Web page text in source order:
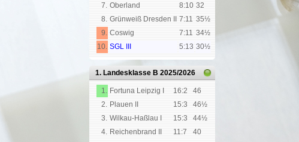
7. Oberland 8:10 32
8. Grünweiß Dresden II 7:11 35½
9. Coswig 7:11 34½
10. SGL III 5:13 30½
1. Landesklasse B 2025/2026
1. Fortuna Leipzig I 16:2
46
2. Plauen II 15:3
46½
3. Wilkau-Haßlau I 15:3
44½
4. Reichenbrand II 11:7
40